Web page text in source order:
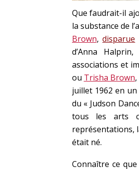
Que faudrait-il
la substance de
Brown,disparue
d’Anna
associations et
ou Trisha Brown
juillet 1962 en
du « Judson
tous les arts
représentations,
était né.
Connaître ce